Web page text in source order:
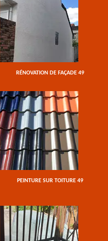
RÉNOVATION DE FAÇADE 49
PEINTURE SUR TOITURE 49